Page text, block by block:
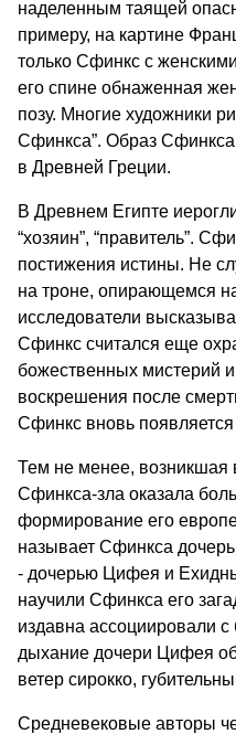
наделенным таящей
примеру, на картине
только Сфинкс с
его спине обнаженная
позу. Многие художники
Сфинкса”. Образ
в Древней Греции.
В Древнем Египте
“хозяин”, “правитель”.
постижения истины. Не
на троне, опирающемся
исследователи
Сфинкс считался еще
божественных мистерий
воскрешения после
Сфинкс вновь
Тем не менее, возникшая
Сфинкса-зла оказала
формирование его
называет Сфинкса
- дочерью Цифея и
научили Сфинкса его
издавна ассоциировали
дыхание дочери Цифея
ветер сирокко,
Средневековые авторы